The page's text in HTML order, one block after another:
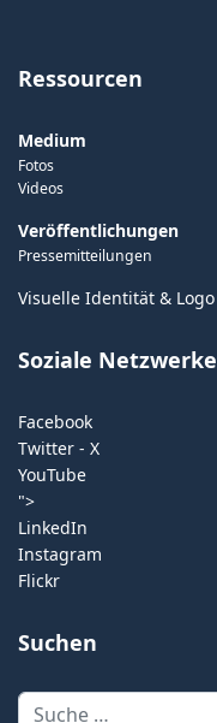
Ressourcen
Medium
Fotos
Videos
Veröffentlichungen
Pressemitteilungen
Visuelle Identität & Logo
Soziale Netzwerke
Facebook
Twitter - X
YouTube
">
LinkedIn
Instagram
Flickr
Suchen
Suchen